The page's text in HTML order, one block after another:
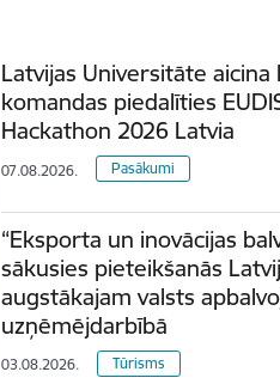
Latvijas Universitāte aicina
komandas piedalīties
Hackathon 2026 Latvia
07.08.2026. Pasākumi
“Eksporta un inovācijas
sākusies pieteikšanās
augstākajam valsts
uzņēmējdarbībā
03.08.2026. Tūrisms